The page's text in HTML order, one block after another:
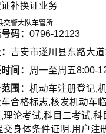
补换证业务
交警大队车管所
码： 0796-12123
吉安市遂川县东路大
时间： 周一至周五8:00-
围： 机动车注册登记,
合格标志,核发机动车
理论考试,科目二考试,科
交身体条件证明,用户注